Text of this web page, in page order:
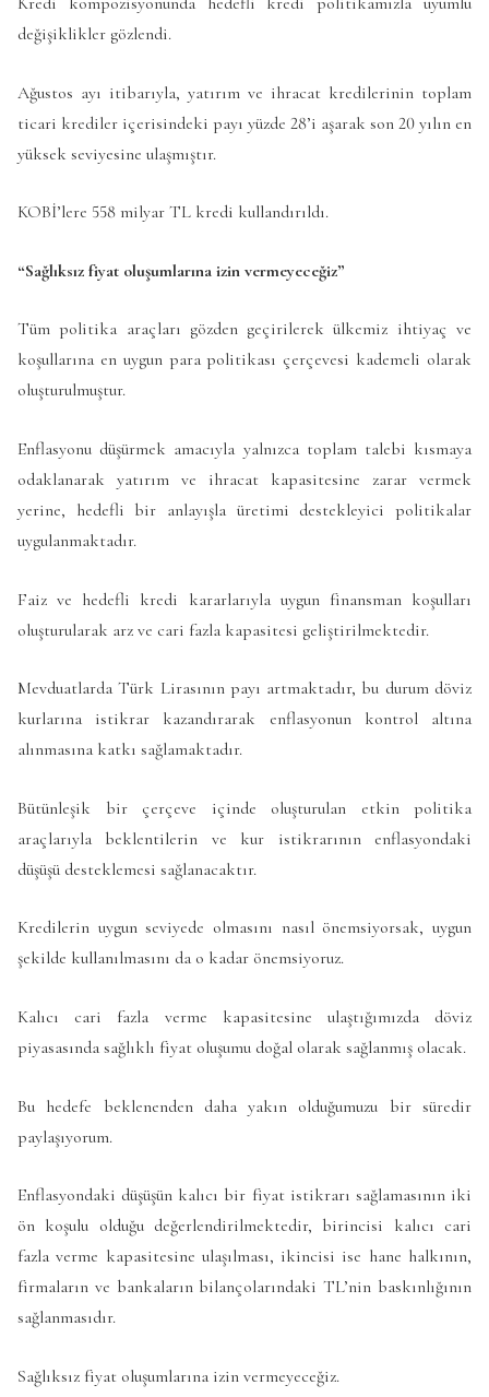
değişiklikler gözlendi.
Ağustos ayı itibarıyla, yatırım ve ihracat kredilerinin toplam
ticari krediler içerisindeki payı yüzde 28’i aşarak son 20 yılın en
yüksek seviyesine ulaşmıştır.
KOBİ’lere 558 milyar TL kredi kullandırıldı.
“Sağlıksız fiyat oluşumlarına izin vermeyeceğiz”
Tüm politika araçları gözden geçirilerek ülkemiz ihtiyaç ve
koşullarına en uygun para politikası çerçevesi kademeli olarak
oluşturulmuştur.
Enflasyonu düşürmek amacıyla yalnızca toplam talebi kısmaya
odaklanarak yatırım ve ihracat kapasitesine zarar vermek
yerine, hedefli bir anlayışla üretimi destekleyici politikalar
uygulanmaktadır.
Faiz ve hedefli kredi kararlarıyla uygun finansman koşulları
oluşturularak arz ve cari fazla kapasitesi geliştirilmektedir.
Mevduatlarda Türk Lirasının payı artmaktadır, bu durum döviz
kurlarına istikrar kazandırarak enflasyonun kontrol altına
alınmasına katkı sağlamaktadır.
Bütünleşik bir çerçeve içinde oluşturulan etkin politika
araçlarıyla beklentilerin ve kur istikrarının enflasyondaki
düşüşü desteklemesi sağlanacaktır.
Kredilerin uygun seviyede olmasını nasıl önemsiyorsak, uygun
şekilde kullanılmasını da o kadar önemsiyoruz.
Kalıcı cari fazla verme kapasitesine ulaştığımızda döviz
piyasasında sağlıklı fiyat oluşumu doğal olarak sağlanmış olacak.
Bu hedefe beklenenden daha yakın olduğumuzu bir süredir
paylaşıyorum.
Enflasyondaki düşüşün kalıcı bir fiyat istikrarı sağlamasının iki
ön koşulu olduğu değerlendirilmektedir, birincisi kalıcı cari
fazla verme kapasitesine ulaşılması, ikincisi ise hane halkının,
firmaların ve bankaların bilançolarındaki TL’nin baskınlığının
sağlanmasıdır.
Sağlıksız fiyat oluşumlarına izin vermeyeceğiz.